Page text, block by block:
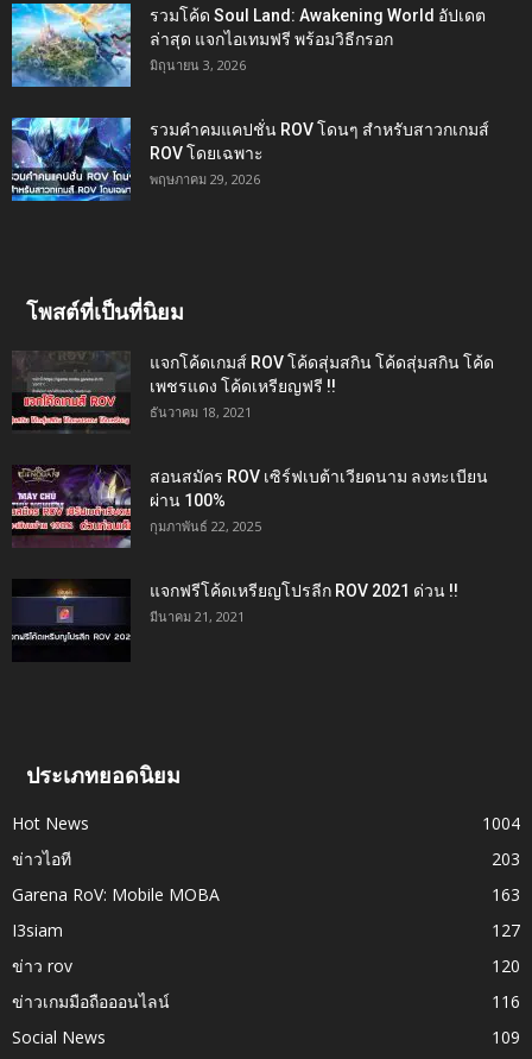
รวมโค้ด Soul Land: Awakening World อัปเดต
ล่าสุด แจกไอเทมฟรี พร้อมวิธีกรอก
มิถุนายน 3, 2026
รวมคำคมแคปชั่น ROV โดนๆ สำหรับสาวกเกมส์
ROV โดยเฉพาะ
พฤษภาคม 29, 2026
โพสต์ที่เป็นที่นิยม
แจกโค้ดเกมส์ ROV โค้ดสุ่มสกิน โค้ดสุ่มสกิน โค้ด
เพชรแดง โค้ดเหรียญฟรี !!
ธันวาคม 18, 2021
สอนสมัคร ROV เซิร์ฟเบต้าเวียดนาม ลงทะเบียน
ผ่าน 100%
กุมภาพันธ์ 22, 2025
แจกฟรีโค้ดเหรียญโปรลีก ROV 2021 ด่วน !!
มีนาคม 21, 2021
ประเภทยอดนิยม
Hot News
1004
ข่าวไอที
203
Garena RoV: Mobile MOBA
163
I3siam
127
ข่าว rov
120
ข่าวเกมมือถือออนไลน์
116
Social News
109